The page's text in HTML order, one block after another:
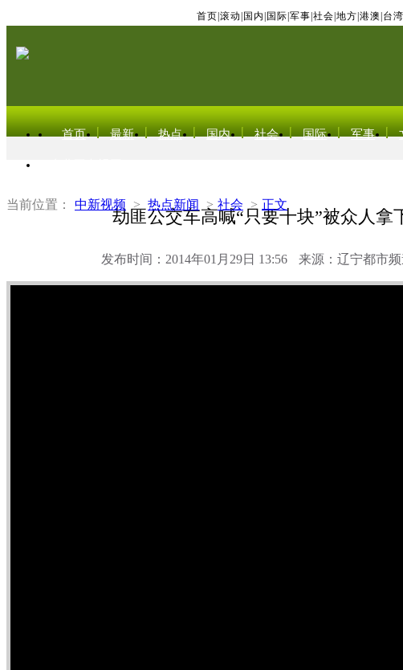
首页 滚动 国内 国际 军事 社会 地方 港澳 台湾
首页 最新 热点 国内 社会 国际 军事
当前位置： 中新视频 > 热点新闻 > 社会 > 正文
劫匪公交车高喊“只要十块”被众人拿
发布时间：2014年01月29日 13:56 来源：辽宁都市频